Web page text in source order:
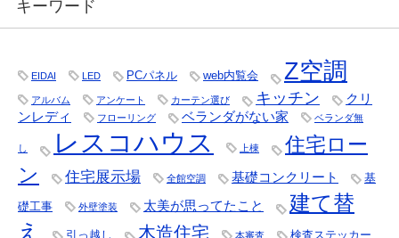
キーワード
EIDAI LED PCパネル web内覧会 Z空調
アルバム アンケート カーテン選び キッチン
クリ
ンレディ
フローリング ベランダがない家 ベランダ無
し レスコハウス 上棟
住宅ロー
ン
住宅展示場 全館空調 基礎コンクリート 基
礎工事 外壁塗装 太美が思ってたこと
建て替
え
引っ越し 木造住宅 本審査 検査ステッカー